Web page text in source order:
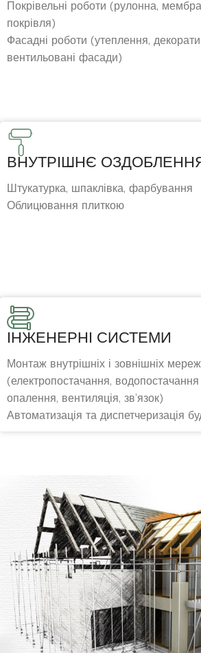
Покрівельні роботи (рулонна,
покрівля)
Фасадні роботи (утеплення,
вентильовані фасади)
ВНУТРІШНЄ
Штукатурка, шпаклівка, фарбування
Облицювання плиткою
ІНЖЕНЕРНІ СИСТЕМИ
Монтаж внутрішніх і зовнішніх мереж
(електропостачання, водопостачання
опалення, вентиляція, зв’язок)
Автоматизація та диспетчеризація